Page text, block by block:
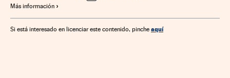
Más información
Si está interesado en licenciar este contenido, pinche aquí